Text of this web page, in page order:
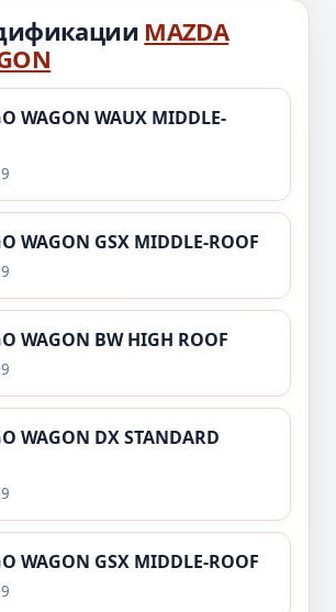
MAZDA
WAGON WAUX MIDDLE-
WAGON GSX MIDDLE-ROOF
WAGON BW HIGH ROOF
WAGON DX STANDARD
WAGON GSX MIDDLE-ROOF